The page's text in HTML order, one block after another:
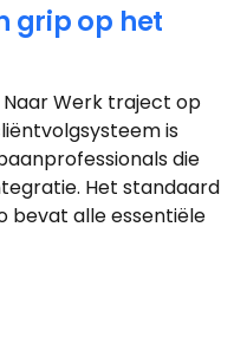
grip op het
Werk traject op
is
die
Het standaard
bevat alle essentiële